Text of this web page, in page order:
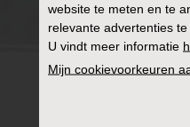
website te meten en te
relevante advertenties te
U vindt meer informatie
Mijn cookievoorkeuren